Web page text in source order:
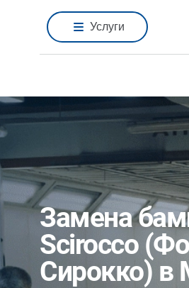
Услуги
Замена
Scirocco
Сирокко) в